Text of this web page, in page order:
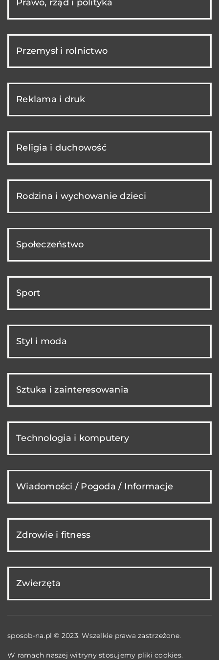
Prawo, rząd i polityka
Przemysł i rolnictwo
Reklama i druk
Religia i duchowość
Rodzina i wychowanie dzieci
Społeczeństwo
Sport
Styl i moda
Sztuka i zainteresowania
Technologia i komputery
Wiadomości / Pogoda / Informacje
Zdrowie i fitness
Zwierzęta
sposob-na.pl © 2023. Wszelkie prawa zastrzeżone.
W ramach naszej witryny stosujemy pliki cookies.